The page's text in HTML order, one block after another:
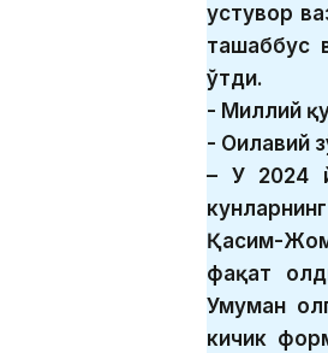
устувор
ташаббус
ўтди.
- Миллий
- Оилавий
– У 2024
Қасим-
фақат
Умуман
кичик